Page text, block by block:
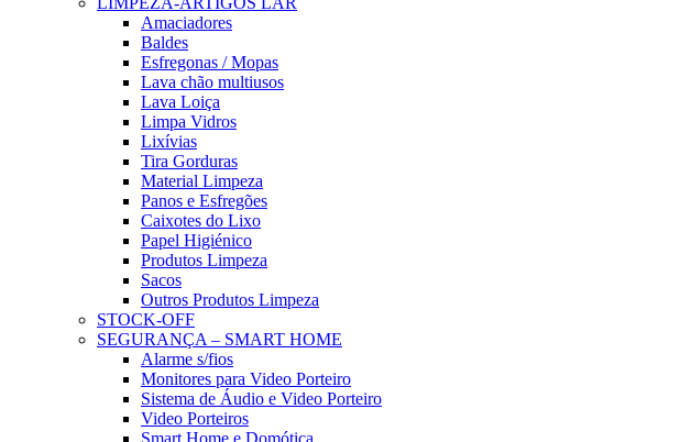
Amaciadores
Baldes
Esfregonas / Mopas
Lava chão multiusos
Lava Loiça
Limpa Vidros
Lixívias
Tira Gorduras
Material Limpeza
Panos e Esfregões
Caixotes do Lixo
Papel Higiénico
Produtos Limpeza
Sacos
Outros Produtos Limpeza
STOCK-OFF
SEGURANÇA – SMART HOME
Alarme s/fios
Monitores para Video Porteiro
Sistema de Áudio e Video Porteiro
Video Porteiros
Smart Home e Domótica